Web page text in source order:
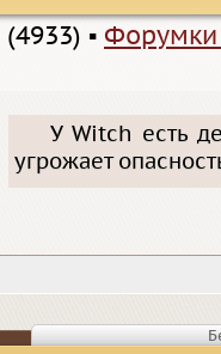
(4933) ▪
У Witch есть
угрожает